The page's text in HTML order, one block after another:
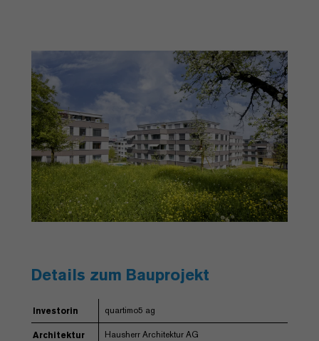
Details zum Bauprojekt
Investorin quartimo5 ag
Architektur Hausherr Architektur AG